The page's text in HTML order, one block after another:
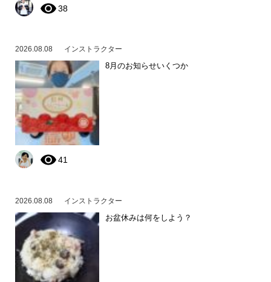
38
2026.08.08 インストラクター
8月のお知らせいくつか
41
2026.08.08 インストラクター
お盆休みは何をしよう？